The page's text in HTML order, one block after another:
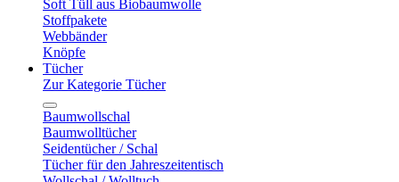
Soft Tüll aus Biobaumwolle
Stoffpakete
Webbänder
Knöpfe
Tücher
Zur Kategorie Tücher
Baumwollschal
Baumwolltücher
Seidentücher / Schal
Tücher für den Jahreszeitentisch